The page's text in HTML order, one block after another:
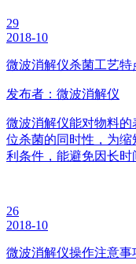
29
2018-10
微波消解仪杀菌工艺特
发布者：微波消解仪
微波消解仪能对物料
位杀菌的同时性，为
利条件，能避免因长时
26
2018-10
微波消解仪操作注意事